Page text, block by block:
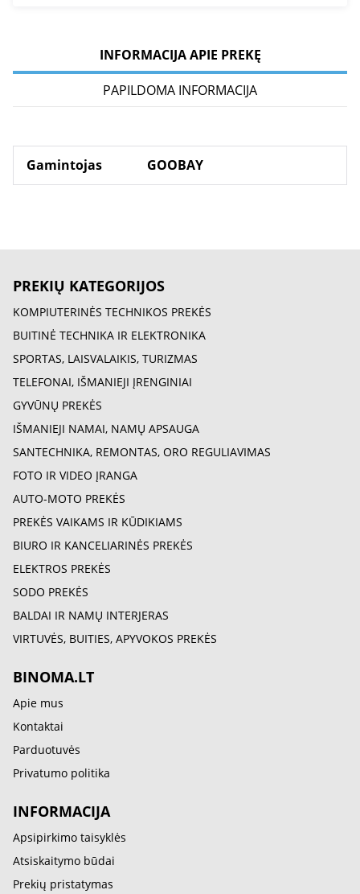
INFORMACIJA APIE PREKĘ
PAPILDOMA INFORMACIJA
Gamintojas GOOBAY
PREKIŲ KATEGORIJOS
KOMPIUTERINĖS TECHNIKOS PREKĖS
BUITINĖ TECHNIKA IR ELEKTRONIKA
SPORTAS, LAISVALAIKIS, TURIZMAS
TELEFONAI, IŠMANIEJI ĮRENGINIAI
GYVŪNŲ PREKĖS
IŠMANIEJI NAMAI, NAMŲ APSAUGA
SANTECHNIKA, REMONTAS, ORO REGULIAVIMAS
FOTO IR VIDEO ĮRANGA
AUTO-MOTO PREKĖS
PREKĖS VAIKAMS IR KŪDIKIAMS
BIURO IR KANCELIARINĖS PREKĖS
ELEKTROS PREKĖS
SODO PREKĖS
BALDAI IR NAMŲ INTERJERAS
VIRTUVĖS, BUITIES, APYVOKOS PREKĖS
BINOMA.LT
Apie mus
Kontaktai
Parduotuvės
Privatumo politika
INFORMACIJA
Apsipirkimo taisyklės
Atsiskaitymo būdai
Prekių pristatymas